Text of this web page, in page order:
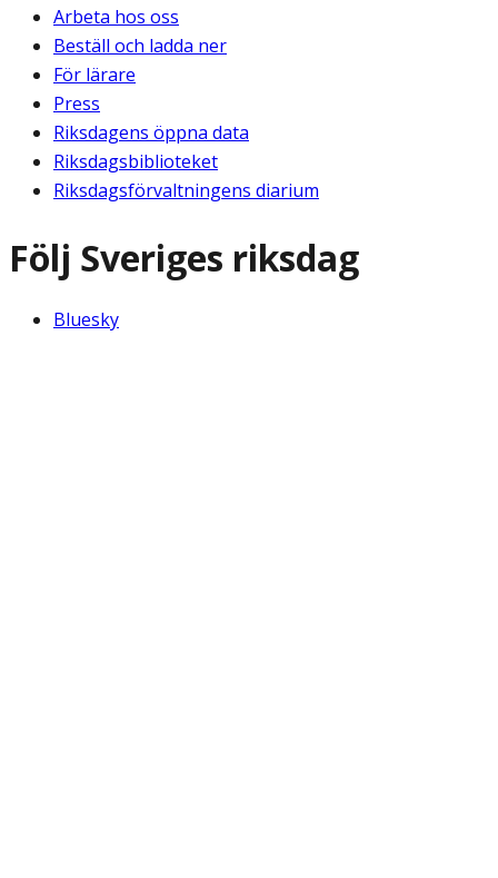
Arbeta hos oss
Beställ och ladda ner
För lärare
Press
Riksdagens öppna data
Riksdagsbiblioteket
Riksdagsförvaltningens diarium
Följ Sveriges riksdag
Bluesky